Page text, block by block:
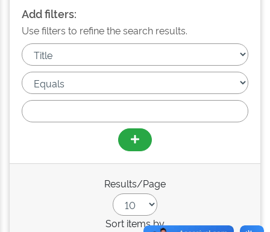
Add filters:
Use filters to refine the search results.
Results/Page
Sort items by